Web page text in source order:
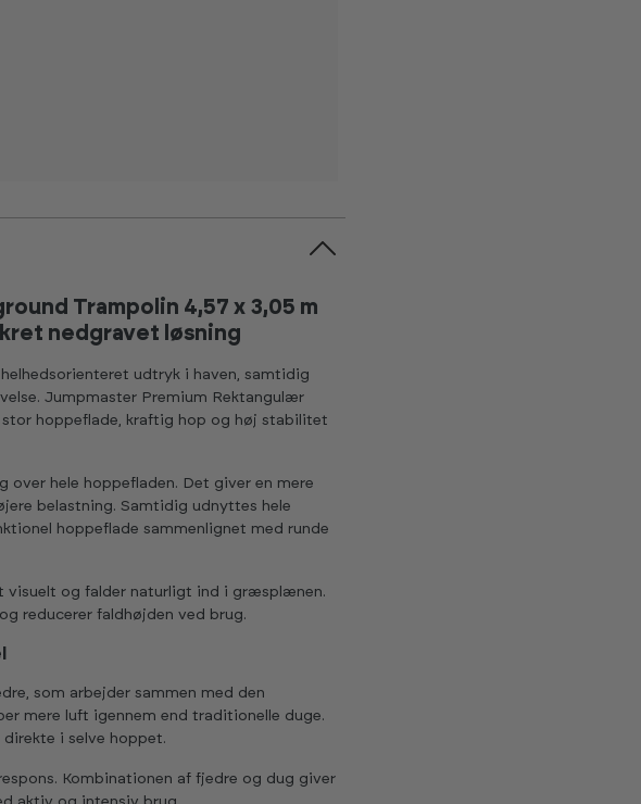
Trampolin 4,57 x 3,05 m
nedgravet løsning
udtryk i haven, samtidig
Jumpmaster Premium Rektangulær
stor hoppeflade, kraftig hop og høj stabilitet
hele hoppefladen. Det giver en mere
belastning. Samtidig udnyttes hele
hoppeflade sammenlignet med runde
visuelt og falder naturligt ind i græsplænen.
reducerer faldhøjden ved brug.
som arbejder sammen med den
mere luft igennem end traditionelle duge.
direkte i selve hoppet.
Kombinationen af fjedre og dug giver